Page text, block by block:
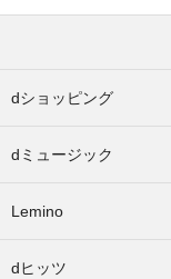
dショッピング
dミュージック
Lemino
dヒッツ